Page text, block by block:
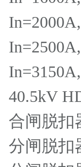
40.5kV
合闸脱扣
分闸脱扣